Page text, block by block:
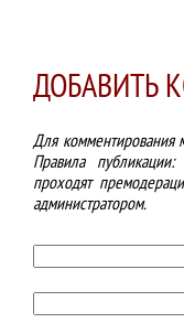
ДОБАВИТЬ
Для комментирования
Правила
проходят
администратором.
ТЕКСТ